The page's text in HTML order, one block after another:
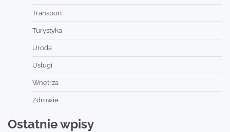
Transport
Turystyka
Uroda
Usługi
Wnętrza
Zdrowie
Ostatnie wpisy